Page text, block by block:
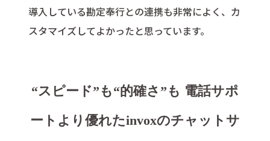
導入している勘定奉行との連携も非常によく、カ
スタマイズしてよかったと思っています。
“スピード”も“的確さ”も 電話サポ
ートより優れたinvoxのチャットサ